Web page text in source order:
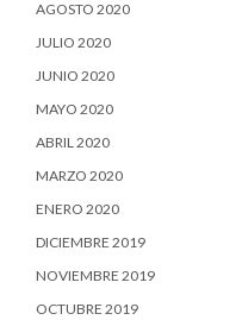
AGOSTO 2020
JULIO 2020
JUNIO 2020
MAYO 2020
ABRIL 2020
MARZO 2020
ENERO 2020
DICIEMBRE 2019
NOVIEMBRE 2019
OCTUBRE 2019